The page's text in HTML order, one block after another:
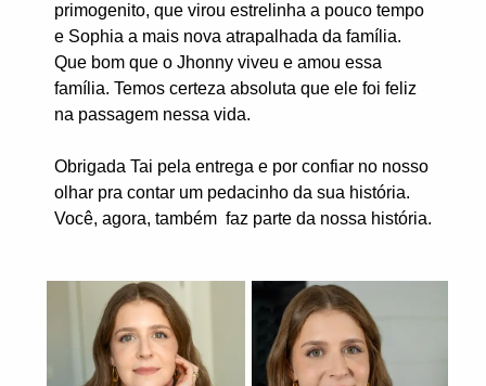
primogenito, que virou estrelinha a pouco tempo
e Sophia a mais nova atrapalhada da família.
Que bom que o Jhonny viveu e amou essa
família. Temos certeza absoluta que ele foi feliz
na passagem nessa vida.
Obrigada Tai pela entrega e por confiar no nosso
olhar pra contar um pedacinho da sua história.
Você, agora, também faz parte da nossa história.